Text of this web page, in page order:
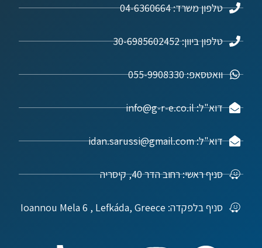
טלפון משרד: 04-6360664
טלפון ביוון: 30-6985602452
וואטסאפ: 055-9908330
דוא"ל: info@g-r-e.co.il
דוא"ל: idan.sarussi@gmail.com
סניף ראשי: רחוב הדר 40, קיסריה
סניף בלפקדה: Ioannou Mela 6 , Lefkáda, Greece